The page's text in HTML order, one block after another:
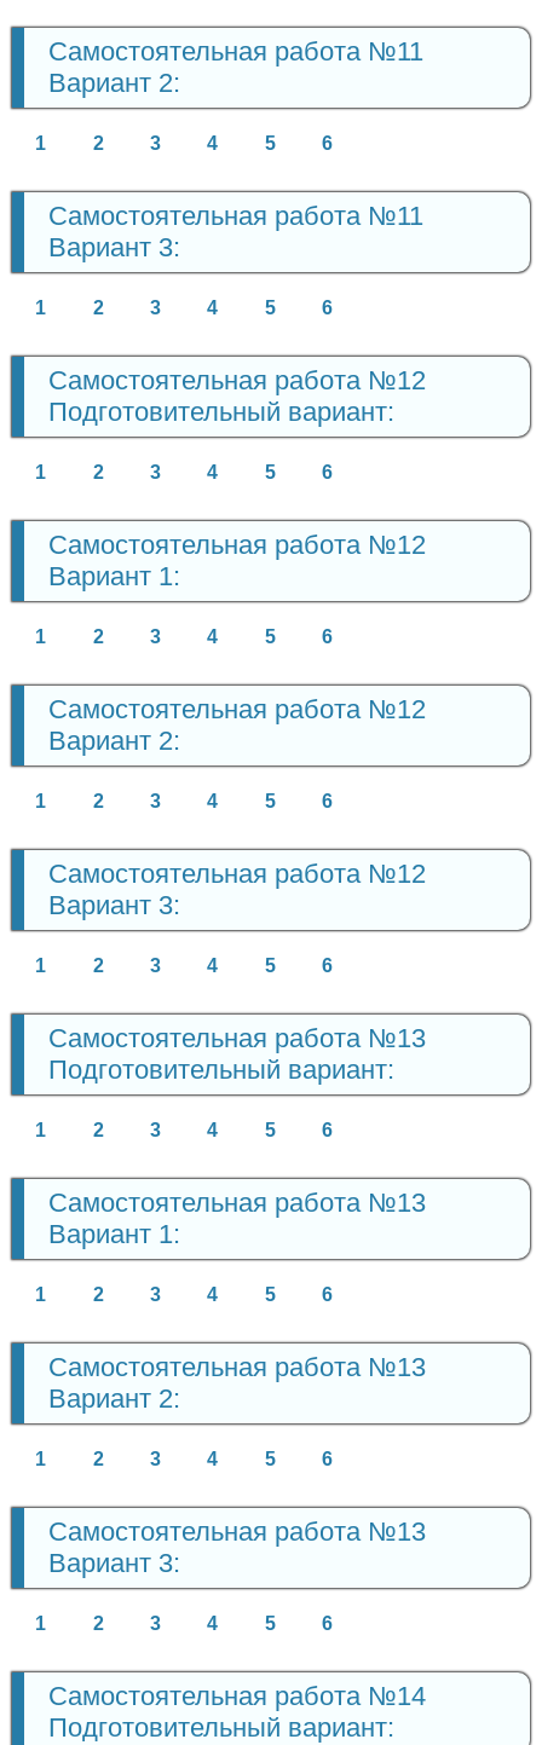
Самостоятельная работа №11
Вариант 2:
1 2 3 4 5 6
Самостоятельная работа №11
Вариант 3:
1 2 3 4 5 6
Самостоятельная работа №12
Подготовительный вариант:
1 2 3 4 5 6
Самостоятельная работа №12
Вариант 1:
1 2 3 4 5 6
Самостоятельная работа №12
Вариант 2:
1 2 3 4 5 6
Самостоятельная работа №12
Вариант 3:
1 2 3 4 5 6
Самостоятельная работа №13
Подготовительный вариант:
1 2 3 4 5 6
Самостоятельная работа №13
Вариант 1:
1 2 3 4 5 6
Самостоятельная работа №13
Вариант 2:
1 2 3 4 5 6
Самостоятельная работа №13
Вариант 3:
1 2 3 4 5 6
Самостоятельная работа №14
Подготовительный вариант: